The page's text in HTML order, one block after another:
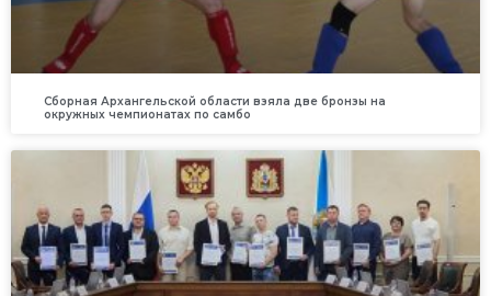
Сборная Архангельской области взяла две бронзы на
окружных чемпионатах по самбо